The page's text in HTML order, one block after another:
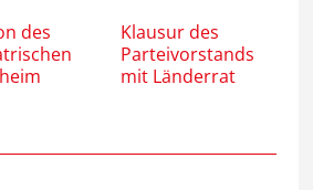
des
Klausur des
Parteivorstands
mit Länderrat